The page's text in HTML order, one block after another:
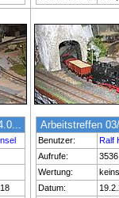
Arbeitstreffen
Benutzer:
Ralf
Aufrufe:
3536
Wertung:
keins
Datum: